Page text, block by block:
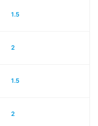
1.5
2
1.5
2